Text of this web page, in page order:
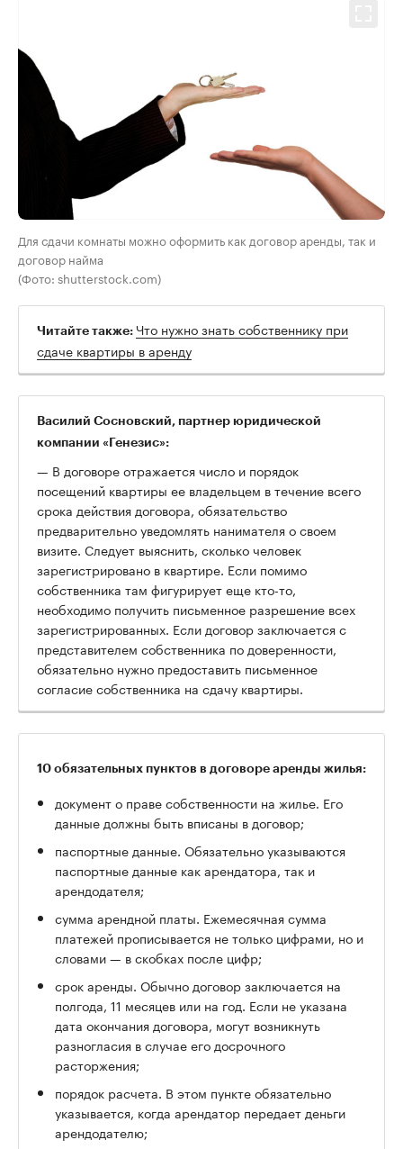
Для сдачи комнаты можно оформить как договор аренды, так и
договор найма
(Фото: shutterstock.com)
Читайте также: Что нужно знать собственнику при
сдаче квартиры в аренду
Василий Сосновский, партнер юридической
компании «Генезис»:
— В договоре отражается число и порядок
посещений квартиры ее владельцем в течение всего
срока действия договора, обязательство
предварительно уведомлять нанимателя о своем
визите. Следует выяснить, сколько человек
зарегистрировано в квартире. Если помимо
собственника там фигурирует еще кто-то,
необходимо получить письменное разрешение всех
зарегистрированных. Если договор заключается с
представителем собственника по доверенности,
обязательно нужно предоставить письменное
согласие собственника на сдачу квартиры.
10 обязательных пунктов в договоре аренды жилья:
документ о праве собственности на жилье. Его
данные должны быть вписаны в договор;
паспортные данные. Обязательно указываются
паспортные данные как арендатора, так и
арендодателя;
сумма арендной платы. Ежемесячная сумма
платежей прописывается не только цифрами, но и
словами — в скобках после цифр;
срок аренды. Обычно договор заключается на
полгода, 11 месяцев или на год. Если не указана
дата окончания договора, могут возникнуть
разногласия в случае его досрочного
расторжения;
порядок расчета. В этом пункте обязательно
указывается, когда арендатор передает деньги
арендодателю;